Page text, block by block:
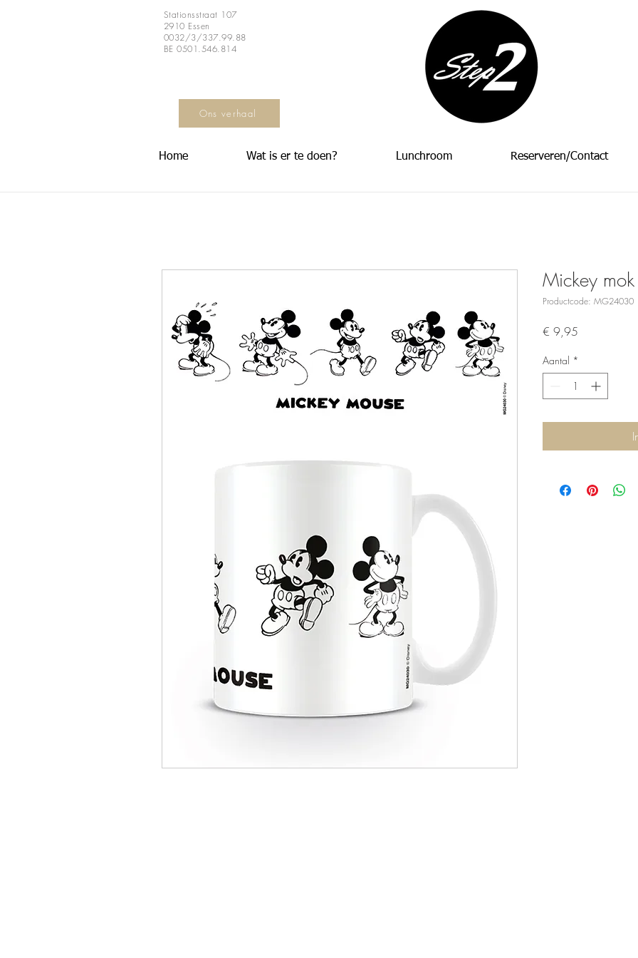
Stationsstraat 107
2910 Essen
0032/3/337.99.88
BE 0501.546.814
Ons verhaal
Home Wat is er te doen? Lunchroom Reserveren/Contact
Mickey mok
Productcode: MG24030
€ 9,95
Aantal *